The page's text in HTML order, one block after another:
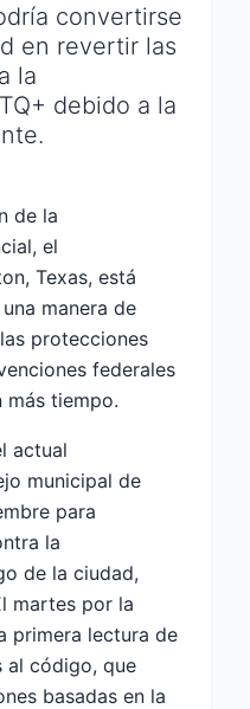
convertirse
en revertir las
la
debido a la
de la
el
Texas, está
manera de
protecciones
federales
más tiempo.
actual
municipal de
para
la
de la ciudad,
martes por la
primera lectura de
al código, que
basadas en la